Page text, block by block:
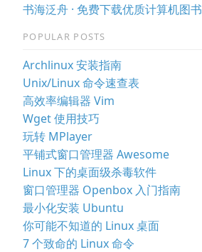
书海泛舟 · 免费下载优质计算机图书
POPULAR POSTS
Archlinux 安装指南
Unix/Linux 命令速查表
高效率编辑器 Vim
Wget 使用技巧
玩转 MPlayer
平铺式窗口管理器 Awesome
Linux 下的桌面级杀毒软件
窗口管理器 Openbox 入门指南
最小化安装 Ubuntu
你可能不知道的 Linux 桌面
7 个致命的 Linux 命令